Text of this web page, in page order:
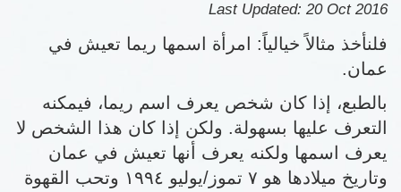
Last Updated: 20 Oct 2016
فلنأخذ مثالاً خيالياً: امرأة اسمها ريما تعيش في
عمان.
بالطبع، إذا كان شخص يعرف اسم ريما، فيمكنه
التعرف عليها بسهولة. ولكن إذا كان هذا الشخص لا
يعرف اسمها ولكنه يعرف أنها تعيش في عمان
وتاريخ ميلادها هو ٧ تموز/يوليو ١٩٩٤ وتحب القهوة